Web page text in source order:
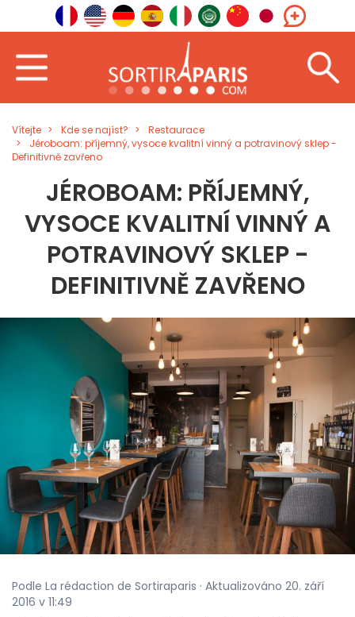
Vítejte Kde se najíst?
Restaurace
Jéroboam: příjemný, vysoce kvalitní vinný a potravinový sklep -
Definitivně zavřeno
JÉROBOAM: PŘÍJEMNÝ,
VYSOCE KVALITNÍ VINNÝ A
POTRAVINOVÝ SKLEP -
DEFINITIVNĚ ZAVŘENO
Podle La rédaction de Sortiraparis · Aktualizováno 20. září
2016 v 11:49